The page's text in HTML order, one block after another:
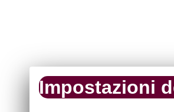
Impostazioni